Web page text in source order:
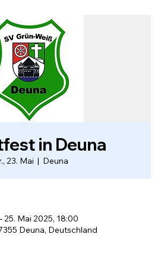
in Deuna
23. Mai
  |
Deuna
25. Mai 2025, 18:00
Deuna, Deutschland